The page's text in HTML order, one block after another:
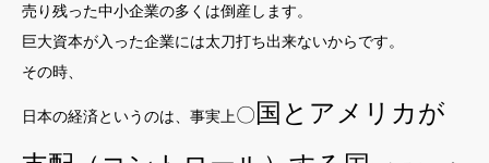
売り残った中小企業の多くは倒産します。
巨大資本が入った企業には太刀打ち出来ないからです。
その時、
日本の経済というのは、事実上〇国とアメリカが